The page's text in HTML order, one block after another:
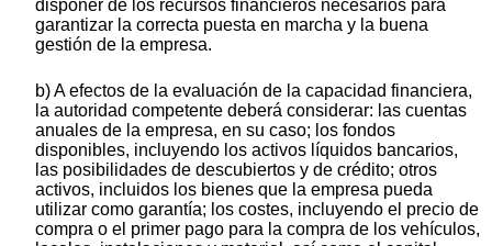
disponer de los recursos financieros necesarios para
garantizar la correcta puesta en marcha y la buena
gestión de la empresa.
b) A efectos de la evaluación de la capacidad financiera,
la autoridad competente deberá considerar: las cuentas
anuales de la empresa, en su caso; los fondos
disponibles, incluyendo los activos líquidos bancarios,
las posibilidades de descubiertos y de crédito; otros
activos, incluidos los bienes que la empresa pueda
utilizar como garantía; los costes, incluyendo el precio de
compra o el primer pago para la compra de los vehículos,